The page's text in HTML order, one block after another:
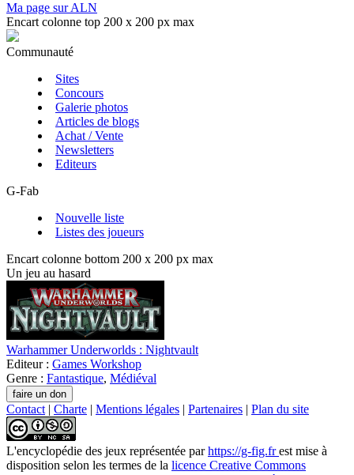
Ma page sur ALN
Encart colonne top 200 x 200 px max
Communauté
Sites
Concours
Galerie photos
Articles de blogs
Achat / Vente
Newsletters
Editeurs
G-Fab
Nouvelle liste
Listes des joueurs
Encart colonne bottom 200 x 200 px max
Un jeu au hasard
Warhammer Underworlds : Nightvault
Editeur : Games Workshop
Genre : Fantastique, Médiéval
Contact | Charte | Mentions légales | Partenaires | Plan du site
L'encyclopédie des jeux représentée parhttps://g-fig.frest mise à
disposition selon les termes de la licence Creative Commons